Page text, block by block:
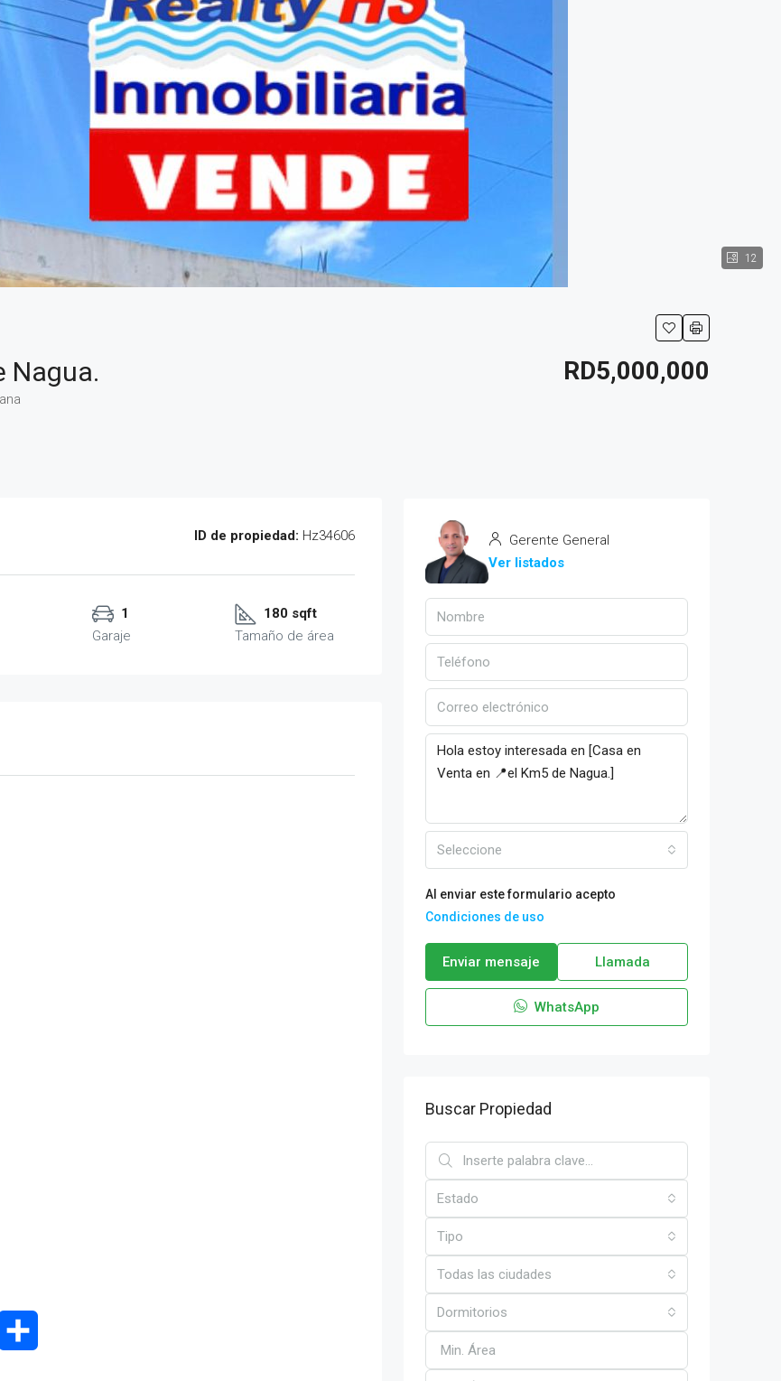
12
Nagua. RD5,000,000
ID de propiedad: Hz34606
1
Garaje
180 sqft
Tamaño de área
Print
Gerente General
Ver listados
Seleccione
Al enviar este formulario acepto
Condiciones de uso
Enviar mensaje Llamada
WhatsApp
Buscar Propiedad
Estado
Tipo
Todas las ciudades
Dormitorios